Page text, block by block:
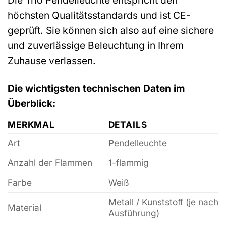
höchsten Qualitätsstandards und ist CE-
geprüft. Sie können sich also auf eine sichere
und zuverlässige Beleuchtung in Ihrem
Zuhause verlassen.
Die wichtigsten technischen Daten im
Überblick:
MERKMAL
DETAILS
Art
Pendelleuchte
Anzahl der Flammen
1-flammig
Farbe
Weiß
Material
Metall / Kunststoff (je nach
Ausführung)